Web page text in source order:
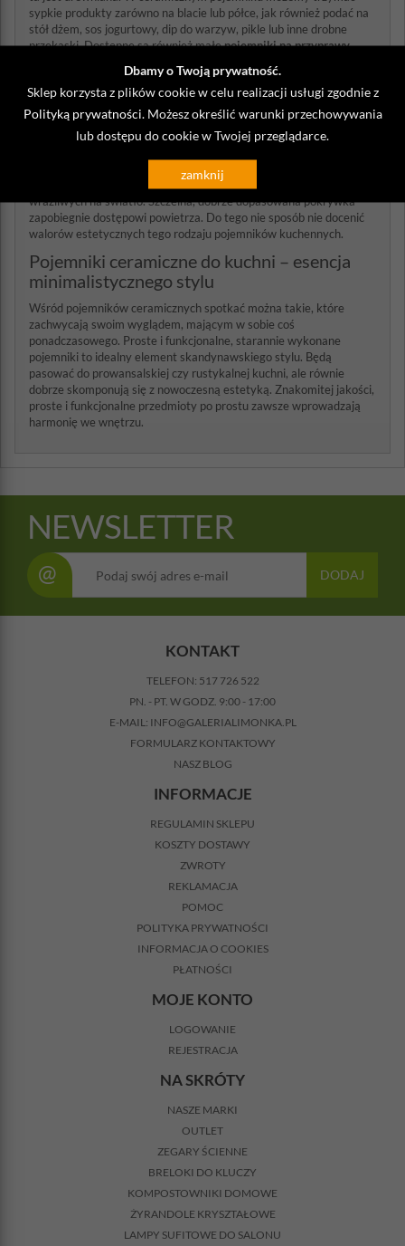
Dbamy o Twoją prywatność.
Sklep korzysta z plików cookie w celu realizacji usługi zgodnie z
Polityką prywatności. Możesz określić warunki przechowywania
lub dostępu do cookie w Twojej przeglądarce.
zamknij
sypkie produkty zarówno na blacie lub półce, jak również podać na
stół dżem, sos jogurtowy, dip do warzyw, pikle lub inne drobne
przekąski. Dostępne są również małepojemniki na przyprawy
Pojemniki kuchenne ceramiczne – jakie są ich
zalety?
Podobnie jak szkło, materiał, z którego są wykonane, nie wchodzi w
temperatur, a nieprzeźroczyste ścianki sprawiają, że
doskonały będzie do przechowywania produktów
wrażliwych na światło. Szczelna, dobrze dopasowana pokrywka
zapobiegnie dostępowi powietrza. Do tego nie sposób nie docenić
walorów estetycznych tego rodzaju pojemników kuchennych.
Pojemniki ceramiczne do kuchni – esencja
minimalistycznego stylu
Wśród pojemników ceramicznych spotkać można takie, które
zachwycają swoim wyglądem, mającym w sobie coś
ponadczasowego. Proste i funkcjonalne, starannie wykonane
pojemniki to idealny element skandynawskiego stylu. Będą
pasować do prowansalskiej czy rustykalnej kuchni, ale równie
dobrze skomponują się z nowoczesną estetyką. Znakomitej jakości,
proste i funkcjonalne przedmioty po prostu zawsze wprowadzają
harmonię we wnętrzu.
NEWSLETTER
@ DODAJ
KONTAKT
TELEFON: 517 726 522
PN. - PT. W GODZ. 9:00 - 17:00
E-MAIL: INFO@GALERIALIMONKA.PL
FORMULARZ KONTAKTOWY
NASZ BLOG
INFORMACJE
REGULAMIN SKLEPU
KOSZTY DOSTAWY
ZWROTY
REKLAMACJA
POMOC
POLITYKA PRYWATNOŚCI
INFORMACJA O COOKIES
PŁATNOŚCI
MOJE KONTO
LOGOWANIE
REJESTRACJA
NA SKRÓTY
NASZE MARKI
OUTLET
ZEGARY ŚCIENNE
BRELOKI DO KLUCZY
KOMPOSTOWNIKI DOMOWE
ŻYRANDOLE KRYSZTAŁOWE
LAMPY SUFITOWE DO SALONU